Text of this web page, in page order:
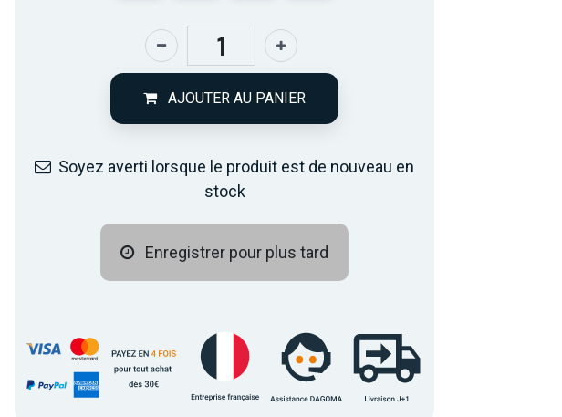
AJOUTER AU PANIER
Soyez averti lorsque le produit est de nouveau en
stock
Enregistrer pour plus tard